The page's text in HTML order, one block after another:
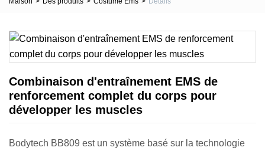
Combinaison d'entraînement EMS de
renforcement complet du corps pour
développer les muscles
Bodytech BB809 est un système basé sur la technologie